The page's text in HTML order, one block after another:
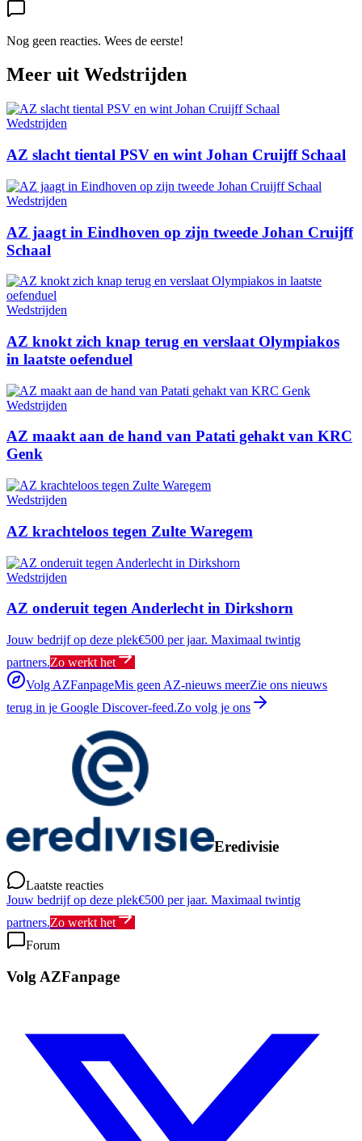
Nog geen reacties. Wees de eerste!
Meer uit Wedstrijden
Wedstrijden
AZ slacht tiental PSV en wint Johan Cruijff Schaal
Wedstrijden
AZ jaagt in Eindhoven op zijn tweede Johan Cruijff
Schaal
Wedstrijden
AZ knokt zich knap terug en verslaat Olympiakos
in laatste oefenduel
Wedstrijden
AZ maakt aan de hand van Patati gehakt van KRC
Genk
Wedstrijden
AZ krachteloos tegen Zulte Waregem
Wedstrijden
AZ onderuit tegen Anderlecht in Dirkshorn
Jouw bedrijf op deze plek€500 per jaar. Maximaal twintig
partners.Zo werkt het
Volg AZFanpageMis geen AZ-nieuws meerZie ons nieuws
terug in je Google Discover-feed.Zo volg je ons
Eredivisie
Laatste reacties
Jouw bedrijf op deze plek€500 per jaar. Maximaal twintig
partners.Zo werkt het
Forum
Volg AZFanpage